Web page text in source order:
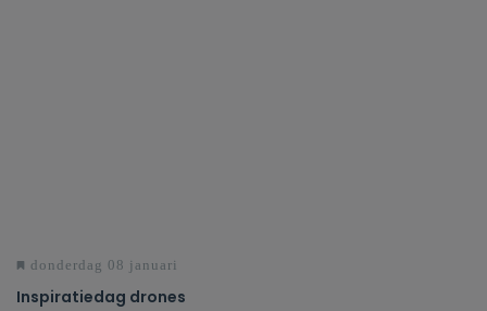
donderdag 08 januari
Inspiratiedag drones